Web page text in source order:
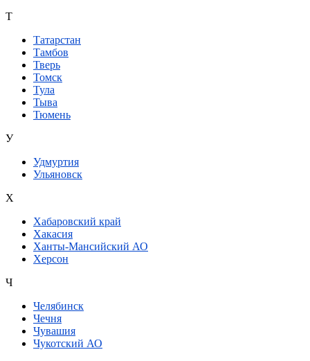
Т
Татарстан
Тамбов
Тверь
Томск
Тула
Тыва
Тюмень
У
Удмуртия
Ульяновск
Х
Хабаровский край
Хакасия
Ханты-Мансийский АО
Херсон
Ч
Челябинск
Чечня
Чувашия
Чукотский АО